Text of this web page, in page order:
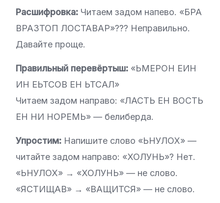
Расшифровка: Читаем задом напево. «БРА
ВРАЗТОП ЛОСТАВАР»??? Неправильно.
Давайте проще.
Правильный перевёртыш: «ЬМЕРОН ЕИН
ИН ЕЬТСОВ ЕН ЬТСАЛ»
Читаем задом направо: «ЛАСТЬ ЕН ВОСТЬ
ЕН НИ НОРЕМЬ» — белиберда.
Упростим: Напишите слово «ЬНУЛОХ» —
читайте задом направо: «ХОЛУНЬ»? Нет.
«ЬНУЛОХ» → «ХОЛУНЬ» — не слово.
«ЯСТИЩАВ» → «ВАЩИТСЯ» — не слово.